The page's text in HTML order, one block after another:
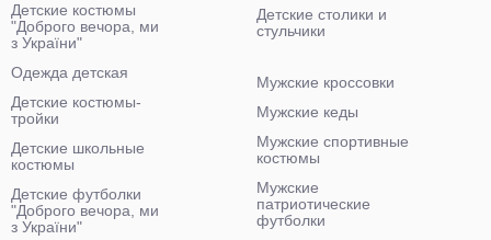
Детские столики и
стульчики
Детские костюмы
"Доброго вечора, ми
з України"
Одежда детская
Детские костюмы-
тройки
Детские школьные
костюмы
Детские футболки
"Доброго вечора, ми
з України"
Мужские кроссовки
Мужские кеды
Мужские спортивные
костюмы
Мужские
патриотические
футболки